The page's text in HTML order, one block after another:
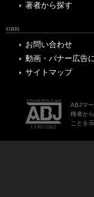
著者から探す
OTHERS
お問い合わせ
動画・バナー広告
サイトマップ
ABJマ
権者か
ことを